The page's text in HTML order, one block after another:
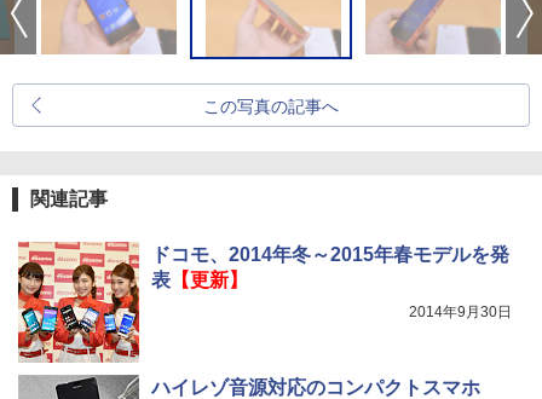
この写真の記事へ
関連記事
ドコモ、2014年冬～2015年春モデルを発
表【更新】
2014年9月30日
ハイレゾ音源対応のコンパクトスマホ